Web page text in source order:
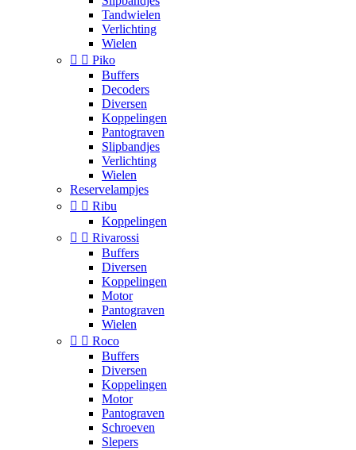
Tandwielen
Verlichting
Wielen
  Piko
Buffers
Decoders
Diversen
Koppelingen
Pantograven
Slipbandjes
Verlichting
Wielen
Reservelampjes
  Ribu
Koppelingen
  Rivarossi
Buffers
Diversen
Koppelingen
Motor
Pantograven
Wielen
  Roco
Buffers
Diversen
Koppelingen
Motor
Pantograven
Schroeven
Slepers